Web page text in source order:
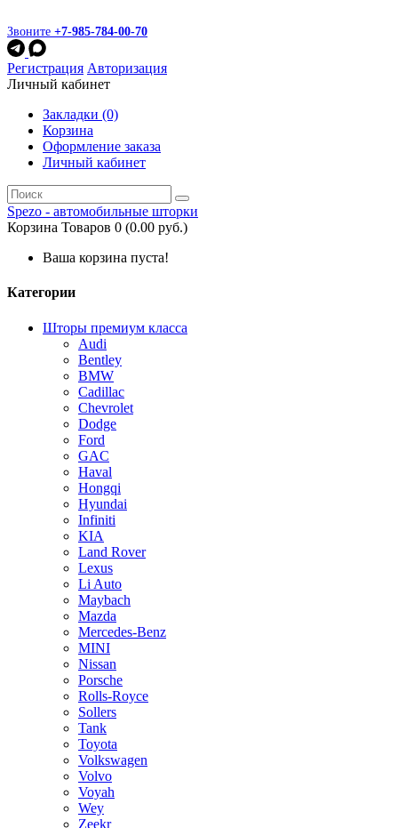
Звоните +7-985-784-00-70
Регистрация Авторизация
Личный кабинет
Закладки (0)
Корзина
Оформление заказа
Личный кабинет
Spezo - автомобильные шторки
Корзина Товаров 0 (0.00 руб.)
Ваша корзина пуста!
Категории
Шторы премиум класса
Audi
Bentley
BMW
Cadillac
Chevrolet
Dodge
Ford
GAC
Haval
Hongqi
Hyundai
Infiniti
KIA
Land Rover
Lexus
Li Auto
Maybach
Mazda
Mercedes-Benz
MINI
Nissan
Porsche
Rolls-Royce
Sollers
Tank
Toyota
Volkswagen
Volvo
Voyah
Wey
Zeekr